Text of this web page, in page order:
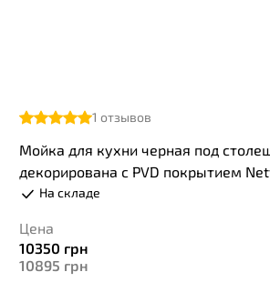
1 отзывов
Мойка для кухни черная под
декорирована с PVD покрытием
На складе
Цена
10350 грн
10895 грн